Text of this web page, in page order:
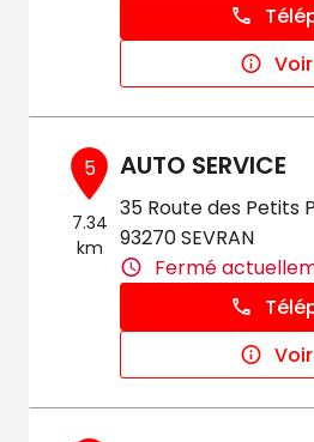
5
7.34
km
AUTO SERVICE
35 Route des Petits
93270 SEVRAN
Fermé